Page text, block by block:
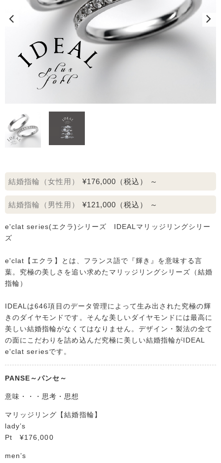
結婚指輪（女性用） ¥176,000 （税込） ～
結婚指輪（男性用） ¥121,000 （税込） ～
e'clat series(エクラ)シリーズ IDEALマリッジリングシリー
ズ
e'clat【エクラ】とは、フランス語で『輝き』を意味する言
葉。究極の美しさを追い求めたマリッジリングシリーズ（結婚
指輪）
IDEALは646項目のデータ管理によって生み出された究極の輝
きのダイヤモンドです。そんな美しいダイヤモンドには最高に
美しい結婚指輪がなくてはなりません。デザイン・製法の全て
の面にこだわりを詰め込んだ究極に美しい結婚指輪がIDEAL
e'clat seriesです。
PANSE～パンセ～
意味・・・思考・思想
マリッジリング【結婚指輪】
lady’s
Pt ¥176,000
men’s